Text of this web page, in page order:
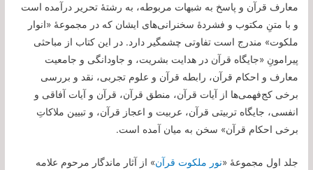
معارف قرآن و پاسخ به شبهات مربوطه، به رشتۀ تحریر درآمده است
و با متنِ مکتوب و فشردۀ سخنرانی‌های ایشان که در مجموعۀ «انوار
ملکوت»‌ مندرج است تفاوتی چشمگیر دارد. در این کتاب از مباحثی
پیرامونِ «جایگاه قرآن در هدایت بشریت، و جاودانگی و جامعیت
معارف و احکام قرآن، رابطه قرآن و علوم تجربی، نقد و بررسی
برخی کج‌فهمی‌ها از آیات قرآن، منطق قرآن، قرآن و آیات آفاقی و
انفسی، جایگاه تربیتی قرآن، عربیت و اعجاز قرآن، و تبیین ملاکاتِ
برخی احکام قرآن» سخن به میان آمده است.
جلد اول مجموعۀ «نور ملکوت قرآن» از آثار ماندگار مرحوم علامه